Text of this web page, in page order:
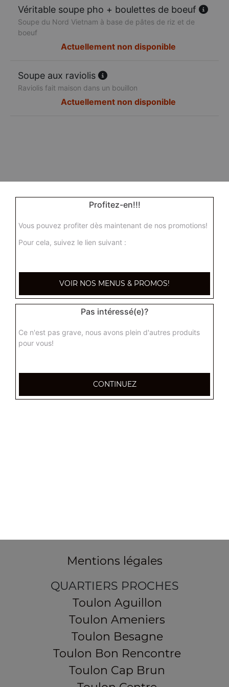
Véritable soupe pho + boulettes de boeuf
Soupe du Nord Vietnam à base de pâtes de riz et de
boeuf
Actuellement non disponible
Soupe aux raviolis
Raviolis fait maison dans un bouillon
Actuellement non disponible
Mentions légales
QUARTIERS PROCHES
Toulon Aguillon
Toulon Ameniers
Toulon Besagne
Toulon Bon Rencontre
Toulon Cap Brun
Profitez-en!!!
Vous pouvez profiter dès maintenant de nos promotions!
Pour cela, suivez le lien suivant :
VOIR NOS MENUS & PROMOS!
Pas intéressé(e)?
Ce n'est pas grave, nous avons plein d'autres produits
pour vous!
CONTINUEZ